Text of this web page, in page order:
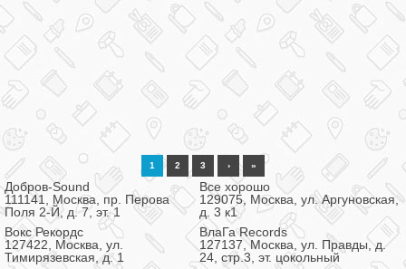
1 2 3 › »
Добров-Sound
111141, Москва, пр. Перова
Поля 2-Й, д. 7, эт. 1
Все хорошо
129075, Москва, ул. Аргуновская,
д. 3 к1
Вокс Рекордс
127422, Москва, ул.
Тимирязевская, д. 1
ВлаГа Records
127137, Москва, ул. Правды, д.
24, стр.3, эт. цокольный